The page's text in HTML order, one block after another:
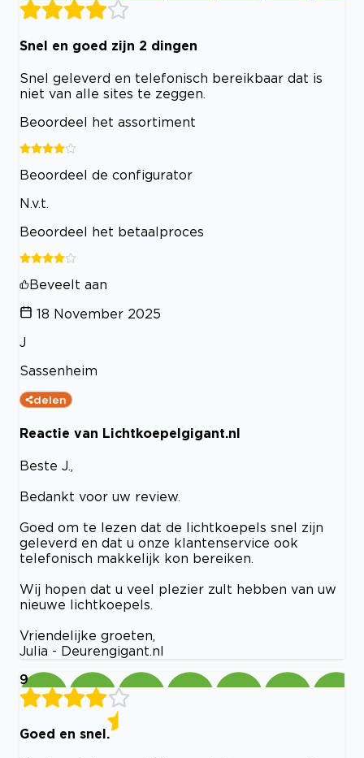
Snel en goed zijn 2 dingen
Snel geleverd en telefonisch bereikbaar dat is
niet van alle sites te zeggen.
Beoordeel het assortiment
Beoordeel de configurator
N.v.t.
Beoordeel het betaalproces
Beveelt aan
18 November 2025
J
Sassenheim
delen
Reactie van Lichtkoepelgigant.nl
Beste J.,
Bedankt voor uw review.
Goed om te lezen dat de lichtkoepels snel zijn
geleverd en dat u onze klantenservice ook
telefonisch makkelijk kon bereiken.
Wij hopen dat u veel plezier zult hebben van uw
nieuwe lichtkoepels.
Vriendelijke groeten,
Julia - Deurengigant.nl
9
Goed en snel.